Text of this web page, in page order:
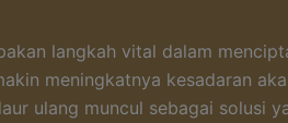
langkah vital dalam
meningkatnya kesadaran
ulang muncul sebagai solusi